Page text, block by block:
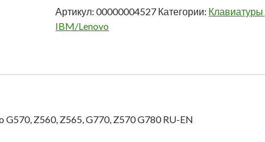
Артикул:00000004527 Категории: Клавиатуры
IBM/Lenovo
G570, Z560, Z565, G770, Z570 G780 RU-EN